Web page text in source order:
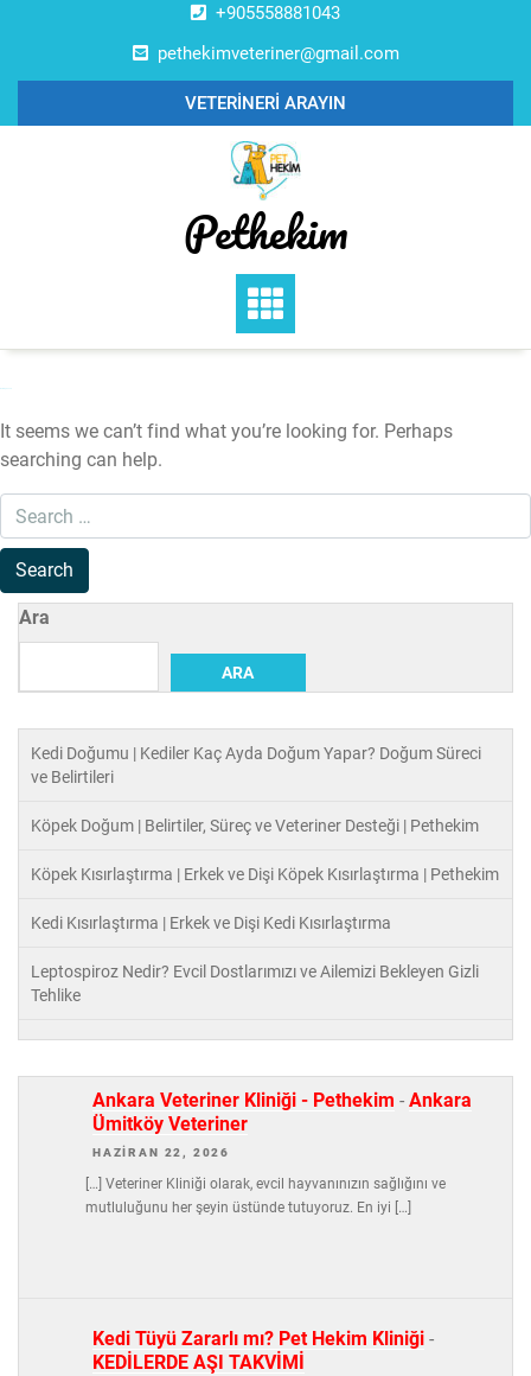
+905558881043
pethekimveteriner@gmail.com
VETERİNERİ ARAYIN
Pethekim
It seems we can’t find what you’re looking for. Perhaps
searching can help.
Ara
ARA
Kedi Doğumu | Kediler Kaç Ayda Doğum Yapar? Doğum Süreci
ve Belirtileri
Köpek Doğum | Belirtiler, Süreç ve Veteriner Desteği | Pethekim
Köpek Kısırlaştırma | Erkek ve Dişi Köpek Kısırlaştırma | Pethekim
Kedi Kısırlaştırma | Erkek ve Dişi Kedi Kısırlaştırma
Leptospiroz Nedir? Evcil Dostlarımızı ve Ailemizi Bekleyen Gizli
Tehlike
Ankara Veteriner Kliniği - Pethekim - Ankara
Ümitköy Veteriner
HAZIRAN 22, 2026
[…] Veteriner Kliniği olarak, evcil hayvanınızın sağlığını ve
mutluluğunu her şeyin üstünde tutuyoruz. En iyi […]
Kedi Tüyü Zararlı mı? Pet Hekim Kliniği -
KEDİLERDE AŞI TAKVİMİ